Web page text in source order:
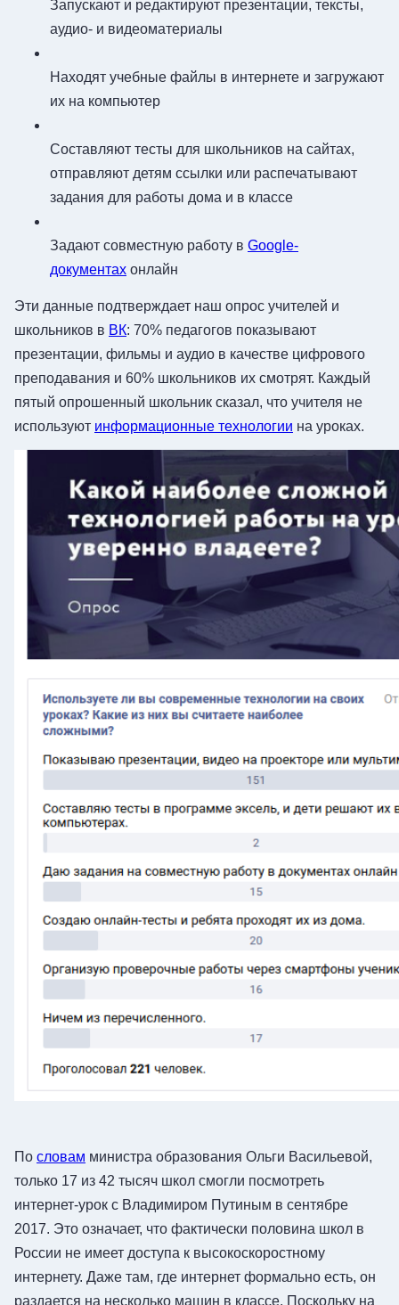
Запускают и редактируют презентации, тексты,
аудио- и видеоматериалы
Находят учебные файлы в интернете и загружают
их на компьютер
Составляют тесты для школьников на сайтах,
отправляют детям ссылки или распечатывают
задания для работы дома и в классе
Задают совместную работу в Google-
документах онлайн
Эти данные подтверждает наш опрос учителей и
школьников в ВК: 70% педагогов показывают
презентации, фильмы и аудио в качестве цифрового
преподавания и 60% школьников их смотрят. Каждый
пятый опрошенный школьник сказал, что учителя не
используют информационные технологии на уроках.
По словам министра образования Ольги Васильевой,
только 17 из 42 тысяч школ смогли посмотреть
интернет-урок с Владимиром Путиным в сентябре
2017. Это означает, что фактически половина школ в
России не имеет доступа к высокоскоростному
интернету. Даже там, где интернет формально есть, он
раздается на несколько машин в классе. Поскольку на